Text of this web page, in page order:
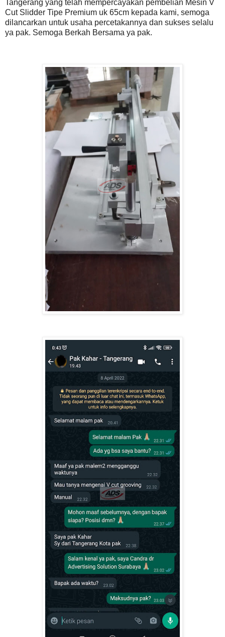
Tangerang yang telah mempercayakan pembelian Mesin V
Cut Slidder Tipe Premium uk 65cm kepada kami, semoga
dilancarkan untuk usaha percetakannya dan sukses selalu
ya pak. Semoga Berkah Bersama ya pak.